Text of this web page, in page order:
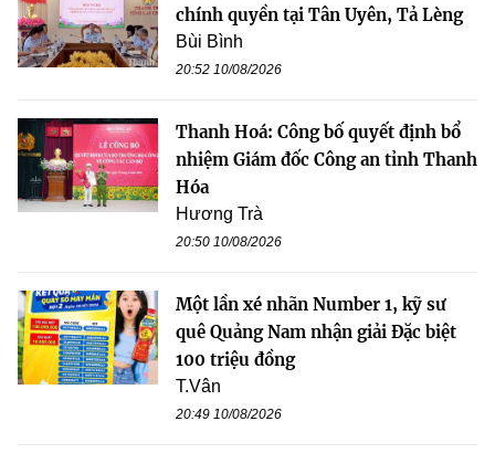
chính quyền tại Tân Uyên, Tả Lèng
Bùi Bình
20:52 10/08/2026
Thanh Hoá: Công bố quyết định bổ
nhiệm Giám đốc Công an tỉnh Thanh
Hóa
Hương Trà
20:50 10/08/2026
Một lần xé nhãn Number 1, kỹ sư
quê Quảng Nam nhận giải Đặc biệt
100 triệu đồng
T.Vân
20:49 10/08/2026